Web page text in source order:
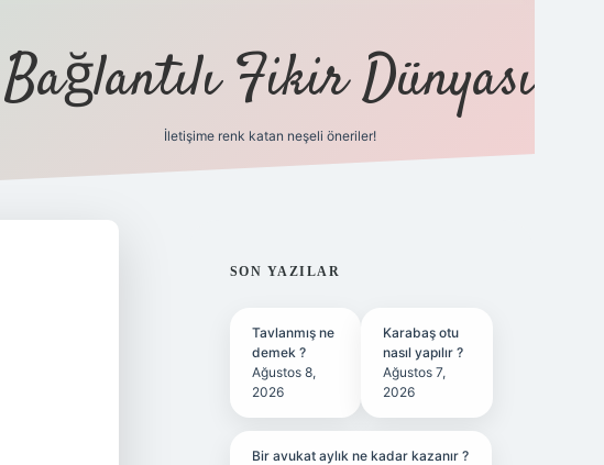
Bağlantılı Fikir Dünyası
İletişime renk katan neşeli öneriler!
SIDEBAR
SON YAZILAR
Tavlanmış ne
demek ?
Ağustos 8,
2026
Karabaş otu
nasıl yapılır ?
Ağustos 7,
2026
Bir avukat aylık ne kadar kazanır ?